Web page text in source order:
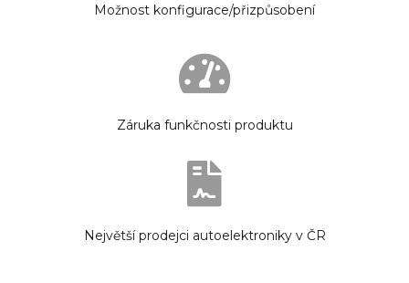
Možnost konfigurace/přizpůsobení
Záruka funkčnosti produktu
Největší prodejci autoelektroniky v ČR